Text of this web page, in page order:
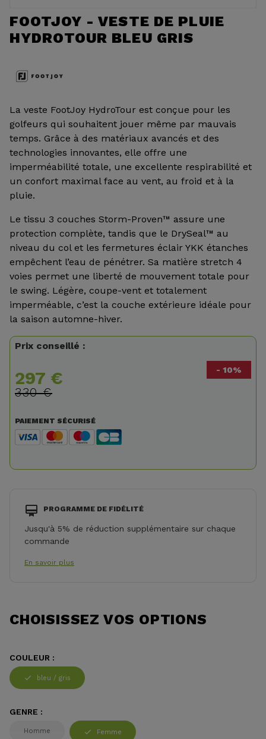
FOOTJOY - VESTE DE PLUIE
HYDROTOUR BLEU GRIS
La veste FootJoy HydroTour est conçue pour les
golfeurs qui souhaitent jouer même par mauvais
temps. Grâce à des matériaux avancés et des
technologies innovantes, elle offre une
imperméabilité totale, une excellente respirabilité et
un confort maximal face au vent, au froid et à la
pluie.
Le tissu 3 couches Storm-Proven™ assure une
protection complète, tandis que le DrySeal™ au
niveau du col et les fermetures éclair YKK étanches
empêchent l’eau de pénétrer. Sa matière stretch 4
voies permet une liberté de mouvement totale pour
le swing. Légère, coupe-vent et totalement
imperméable, c’est la couche extérieure idéale pour
la saison automne-hiver.
Prix conseillé :
297 €
330 €
- 10%
PAIEMENT SÉCURISÉ
PROGRAMME DE FIDÉLITÉ
Jusqu'à 5% de réduction supplémentaire sur chaque
commande
En savoir plus
CHOISISSEZ VOS OPTIONS
COULEUR :
bleu / gris
GENRE :
Homme Femme